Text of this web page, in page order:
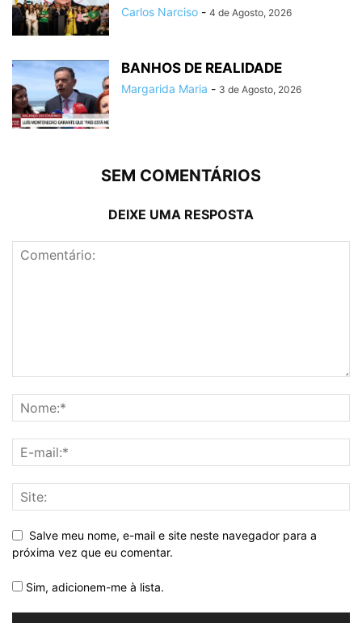
Carlos Narciso - 4 de Agosto, 2026
BANHOS DE REALIDADE
Margarida Maria - 3 de Agosto, 2026
SEM COMENTÁRIOS
DEIXE UMA RESPOSTA
Salve meu nome, e-mail e site neste navegador para a
próxima vez que eu comentar.
Sim, adicionem-me à lista.